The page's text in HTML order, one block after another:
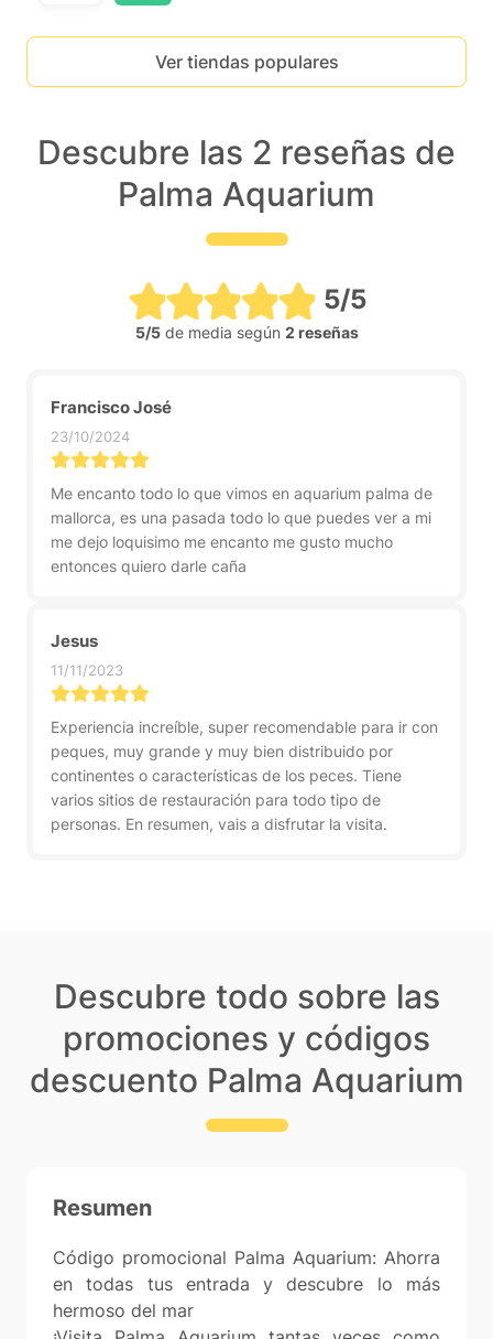
Ver tiendas populares
Descubre las 2 reseñas de
Palma Aquarium
5/5
5/5de media según 2 reseñas
Francisco José
23/10/2024
Me encanto todo lo que vimos en aquarium palma de
mallorca, es una pasada todo lo que puedes ver a mi
me dejo loquisimo me encanto me gusto mucho
entonces quiero darle caña
Jesus
11/11/2023
Experiencia increíble, super recomendable para ir con
peques, muy grande y muy bien distribuido por
continentes o características de los peces. Tiene
varios sitios de restauración para todo tipo de
personas. En resumen, vais a disfrutar la visita.
Descubre todo sobre las
promociones y códigos
descuento Palma Aquarium
Resumen
Código promocional Palma Aquarium: Ahorra
en todas tus entrada y descubre lo más
hermoso del mar